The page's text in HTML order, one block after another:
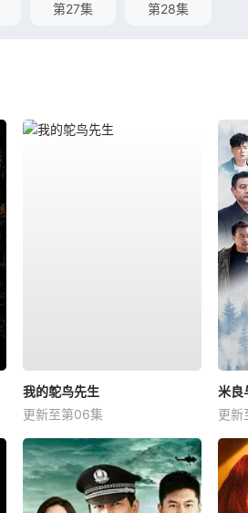
第27集 第28集
我的鸵鸟先生
更新至第06集
米良
更新